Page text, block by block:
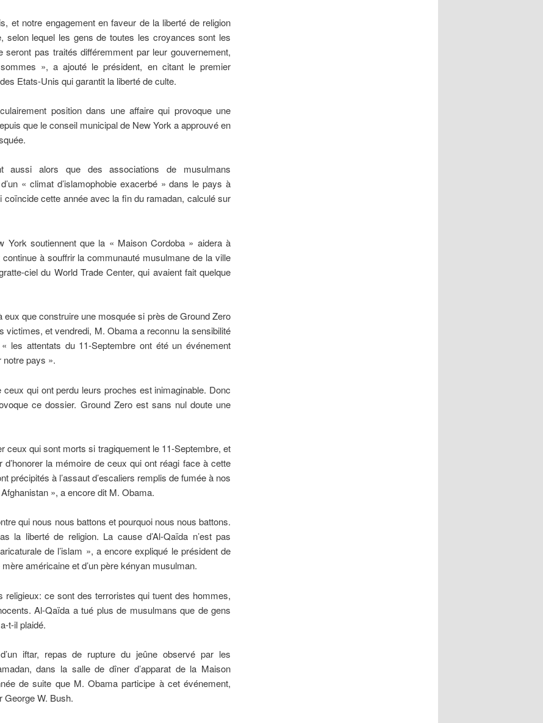
et notre engagement en faveur de la liberté de religion
selon lequel les gens de toutes les croyances sont les
pas traités différemment par leur gouvernement,
», a ajouté le président, en citant le premier
Etats-Unis qui garantit la liberté de culte.
position dans une affaire qui provoque une
que le conseil municipal de New York a approuvé en
aussi alors que des associations de musulmans
« climat d’islamophobie exacerbé » dans le pays à
coïncide cette année avec la fin du ramadan, calculé sur
York soutiennent que la « Maison Cordoba » aidera à
à souffrir la communauté musulmane de la ville
ciel du World Trade Center, qui avaient fait quelque
que construire une mosquée si près de Ground Zero
victimes, et vendredi, M. Obamaa reconnu la sensibilité
les attentats du 11-Septembre ont été un événement
notre pays ».
qui ont perdu leurs proches est inimaginable. Donc
ce dossier. Ground Zero est sans nul doute une
ceux qui sont morts si tragiquement le 11-Septembre, et
la mémoire de ceux qui ont réagi face à cette
précipités à l’assaut d’escaliers remplis de fumée à nos
», a encore dit M. Obama.
qui nous nous battons et pourquoi nous nous battons.
la liberté de religion. La cause d’Al-Qaïda n’est pas
de l’islam », a encore expliqué le président de
américaine et d’un père kényan musulman.
religieux: ce sont des terroristes qui tuent des hommes,
Al-Qaïda a tué plus de musulmans que de gens
t-il plaidé.
iftar, repas de rupture du jeûne observé par les
dans la salle de dîner d’apparat de la Maison
de suite que M.Obama participe à cet événement,
George W. Bush.